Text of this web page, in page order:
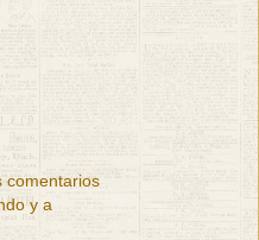
comentarios
y a